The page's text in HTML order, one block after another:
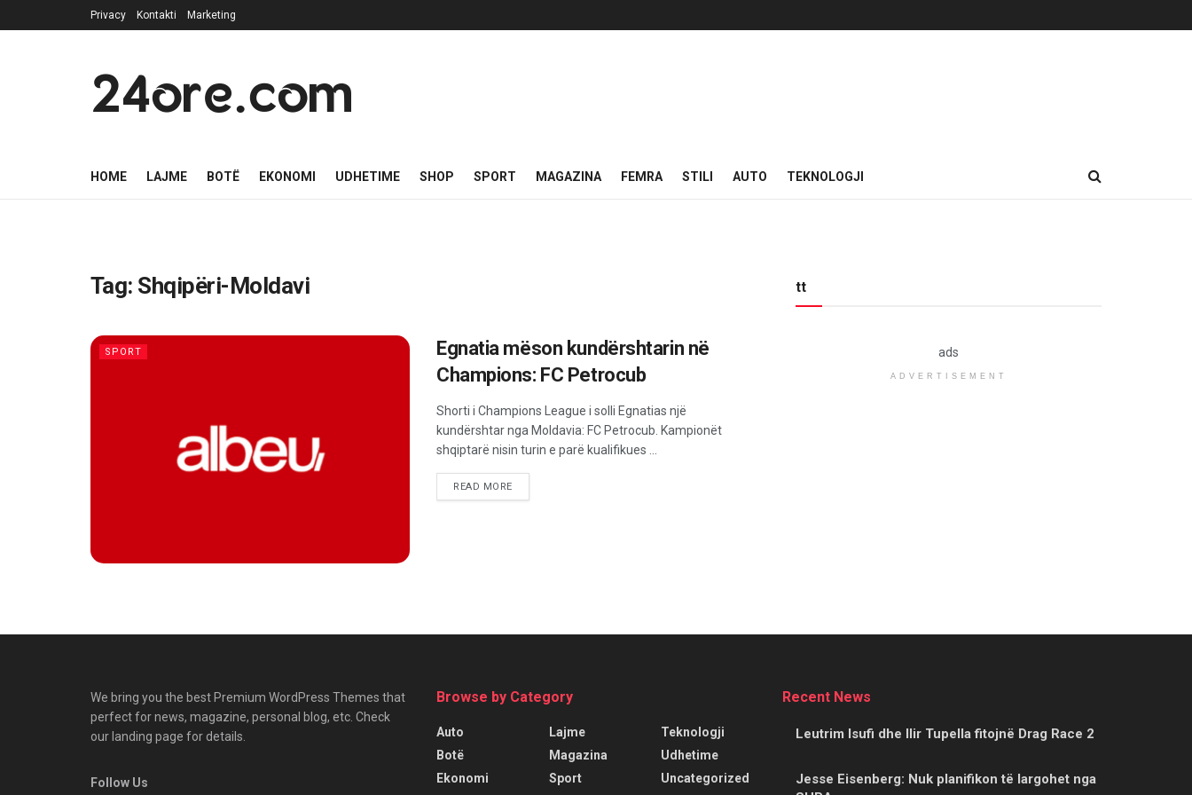
Privacy Kontakti Marketing
24ore.com
HOME LAJME BOTË EKONOMI UDHETIME SHOP SPORT MAGAZINA FEMRA STILI AUTO TEKNOLOGJI
Tag: Shqipëri-Moldavi
SPORT
Egnatia mëson kundërshtarin në
Champions: FC Petrocub
Shorti i Champions League i solli Egnatias një
kundërshtar nga Moldavia: FC Petrocub. Kampionët
shqiptarë nisin turin e parë kualifikues ...
READ MORE
tt
ads
ADVERTISEMENT
We bring you the best Premium WordPress Themes that
perfect for news, magazine, personal blog, etc. Check
our landing page for details.
Follow Us
Browse by Category
Auto
Botë
Ekonomi
Lajme
Magazina
Sport
Teknologji
Udhetime
Uncategorized
Recent News
Leutrim Isufi dhe Ilir Tupella fitojnë Drag Race 2
Jesse Eisenberg: Nuk planifikon të largohet nga